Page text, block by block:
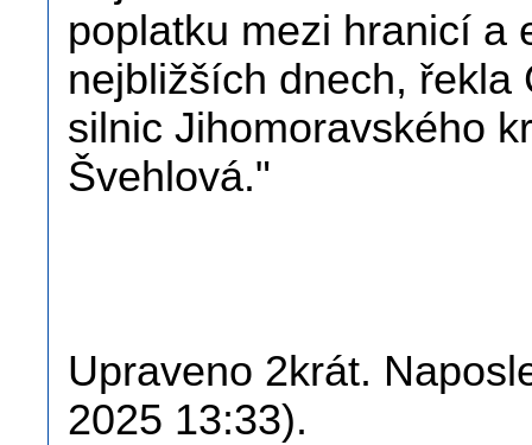
poplatku mezi hranicí a
nejbližších dnech,
silnic Jihomoravského
Švehlová."
Upraveno 2krát.
2025 13:33).